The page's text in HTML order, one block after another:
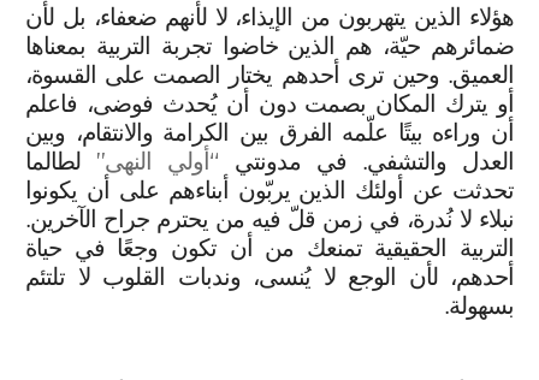
هؤلاء الذين يتهربون من الإيذاء، لا لأنهم ضعفاء، بل لأن
ضمائرهم حيّة، هم الذين خاضوا تجربة التربية بمعناها
العميق. وحين ترى أحدهم يختار الصمت على القسوة،
أو يترك المكان بصمت دون أن يُحدث فوضى، فاعلم
أن وراءه بيتًا علّمه الفرق بين الكرامة والانتقام، وبين
العدل والتشفي. في مدونتي “أولي النهى” لطالما
تحدثت عن أولئك الذين يربّون أبناءهم على أن يكونوا
نبلاء لا نُدرة، في زمن قلّ فيه من يحترم جراح الآخرين.
التربية الحقيقية تمنعك من أن تكون وجعًا في حياة
أحدهم، لأن الوجع لا يُنسى، وندبات القلوب لا تلتئم
بسهولة.